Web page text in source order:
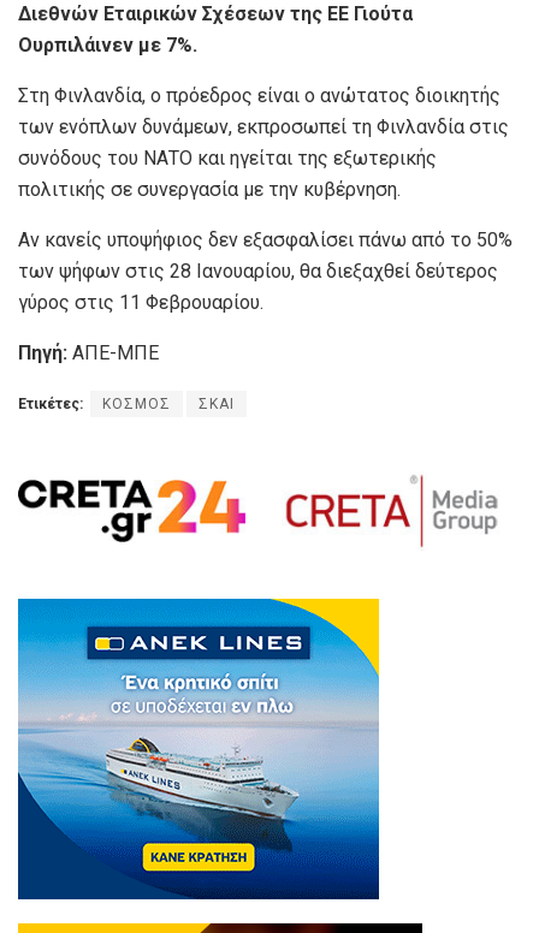
Διεθνών Εταιρικών Σχέσεων της ΕΕ Γιούτα
Ουρπιλάινεν με 7%.
Στη Φινλανδία, ο πρόεδρος είναι ο ανώτατος διοικητής
των ενόπλων δυνάμεων, εκπροσωπεί τη Φινλανδία στις
συνόδους του ΝΑΤΟ και ηγείται της εξωτερικής
πολιτικής σε συνεργασία με την κυβέρνηση.
Αν κανείς υποψήφιος δεν εξασφαλίσει πάνω από το 50%
των ψήφων στις 28 Ιανουαρίου, θα διεξαχθεί δεύτερος
γύρος στις 11 Φεβρουαρίου.
Πηγή: ΑΠΕ-ΜΠΕ
Ετικέτες: ΚΟΣΜΟΣ ΣΚΑΙ